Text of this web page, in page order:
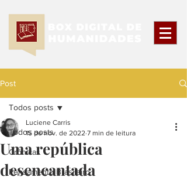
Post
Todos posts
Crônicas
Pensamento Brasileiro
Todos posts
Uma república
desencantada
Luciene Carris
15 de nov. de 2022 7 min de leitura